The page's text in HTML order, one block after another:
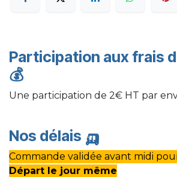
Participation aux frais
💰
Une participation de 2€ HT par
Nos délais 🛺
Commande validée avant midi
Départ le jour même